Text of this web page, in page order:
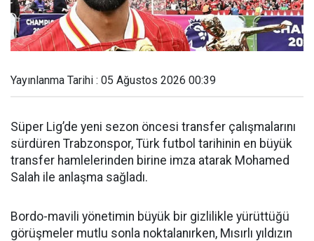
Yayınlanma Tarihi : 05 Ağustos 2026 00:39
Süper Lig’de yeni sezon öncesi transfer çalışmalarını
sürdüren Trabzonspor, Türk futbol tarihinin en büyük
transfer hamlelerinden birine imza atarak Mohamed
Salah ile anlaşma sağladı.
Bordo-mavili yönetimin büyük bir gizlilikle yürüttüğü
görüşmeler mutlu sonla noktalanırken, Mısırlı yıldızın